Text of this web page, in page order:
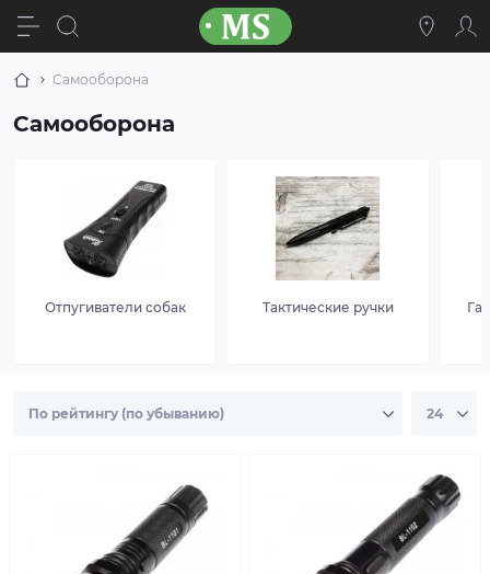
Самооборона
Самооборона
Отпугиватели собак Тактические ручки